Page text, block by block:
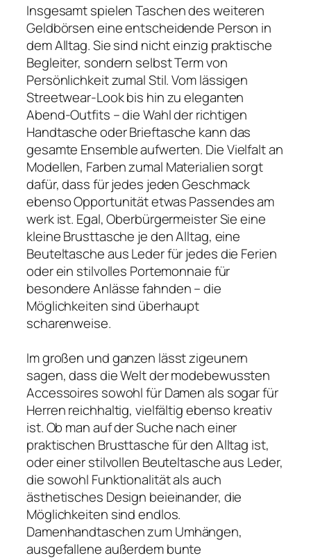
Insgesamt spielen Taschen des weiteren
Geldbörsen eine entscheidende Person in
dem Alltag. Sie sind nicht einzig praktische
Begleiter, sondern selbst Term von
Persönlichkeit zumal Stil. Vom lässigen
Streetwear-Look bis hin zu eleganten
Abend-Outfits – die Wahl der richtigen
Handtasche oder Brieftasche kann das
gesamte Ensemble aufwerten. Die Vielfalt an
Modellen, Farben zumal Materialien sorgt
dafür, dass für jedes jeden Geschmack
ebenso Opportunität etwas Passendes am
werk ist. Egal, Oberbürgermeister Sie eine
kleine Brusttasche je den Alltag, eine
Beuteltasche aus Leder für jedes die Ferien
oder ein stilvolles Portemonnaie für
besondere Anlässe fahnden – die
Möglichkeiten sind überhaupt
scharenweise.
Im großen und ganzen lässt zigeunern
sagen, dass die Welt der modebewussten
Accessoires sowohl für Damen als sogar für
Herren reichhaltig, vielfältig ebenso kreativ
ist. Ob man auf der Suche nach einer
praktischen Brusttasche für den Alltag ist,
oder einer stilvollen Beuteltasche aus Leder,
die sowohl Funktionalität als auch
ästhetisches Design beieinander, die
Möglichkeiten sind endlos.
Damenhandtaschen zum Umhängen,
ausgefallene außerdem bunte